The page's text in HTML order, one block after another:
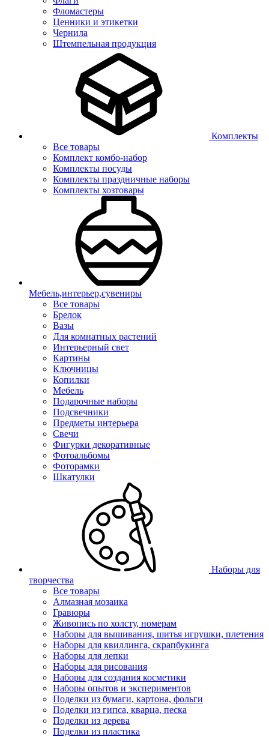
Фломастеры
Ценники и этикетки
Чернила
Штемпельная продукция
Комплекты
Все товары
Комплект комбо-набор
Комплекты посуды
Комплекты праздничные наборы
Комплекты хозтовары
Мебель,интерьер,сувениры
Все товары
Брелок
Вазы
Для комнатных растений
Интерьерный свет
Картины
Ключницы
Копилки
Мебель
Подарочные наборы
Подсвечники
Предметы интерьера
Свечи
Фигурки декоративные
Фотоальбомы
Фоторамки
Шкатулки
Наборы для
творчества
Все товары
Алмазная мозаика
Гравюры
Живопись по холсту, номерам
Наборы для вышивания, шитья игрушки, плетения
Наборы для квиллинга, скрапбукинга
Наборы для лепки
Наборы для рисования
Наборы для создания косметики
Наборы опытов и экспериментов
Поделки из бумаги, картона, фольги
Поделки из гипса, кварца, песка
Поделки из дерева
Поделки из пластика